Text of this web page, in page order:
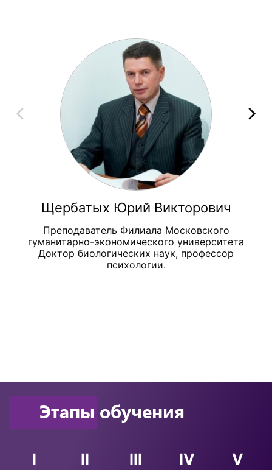
Щербатых Юрий Викторович
Преподаватель Филиала Московского
гуманитарно-экономического университета
Доктор биологических наук, профессор
психологии.
g h
Этапы обучения
I II III IV V